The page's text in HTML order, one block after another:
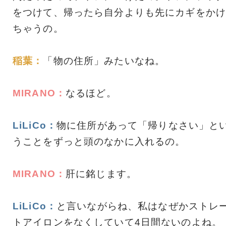
をつけて、帰ったら自分よりも先にカギをかけ
ちゃうの。
稲葉： 「物の住所」みたいなね。
MIRANO： なるほど。
LiLiCo： 物に住所があって「帰りなさい」と
うことをずっと頭のなかに入れるの。
MIRANO： 肝に銘じます。
LiLiCo： と言いながらね、私はなぜかストレ
トアイロンをなくしていて4日間ないのよね。